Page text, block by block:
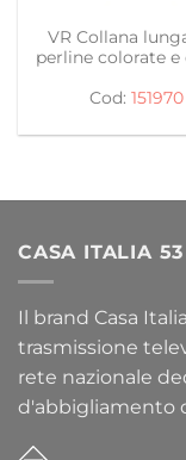
VR Collana
perline colorate e
151970
CASA ITALIA 53
Il brand Casa
trasmissione
rete nazionale
d'abbigliamento